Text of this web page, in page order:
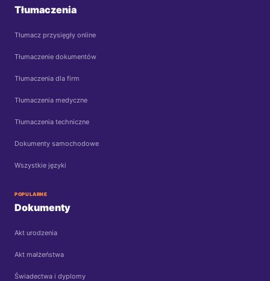
Tłumaczenia
Tłumacz przysięgły online
Tłumaczenie dokumentów
Tłumaczenia dla firm
Tłumaczenia medyczne
Tłumaczenia techniczne
Dokumenty samochodowe
Wszystkie języki
POPULARNE
Dokumenty
Akt urodzenia
Akt małżeństwa
Świadectwa i dyplomy